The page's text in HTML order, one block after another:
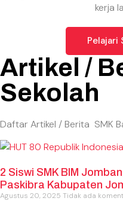
kerja
Pelajari
Artikel /
Sekolah
Daftar Artikel / Berita SMK
2 Siswi SMK BIM
Paskibra Kabupaten
Agustus 20, 2025 Tidak ada